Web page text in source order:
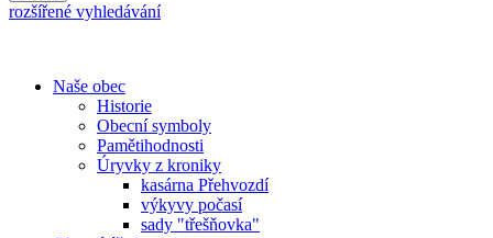
rozšířené vyhledávání
Naše obec
Historie
Obecní symboly
Pamětihodnosti
Úryvky z kroniky
kasárna Přehvozdí
výkyvy počasí
sady "třešňovka"